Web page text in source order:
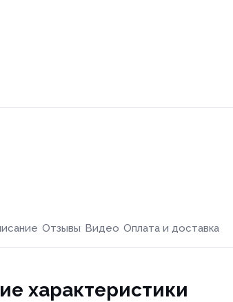
Отзывы Видео Оплата и доставка
характеристики